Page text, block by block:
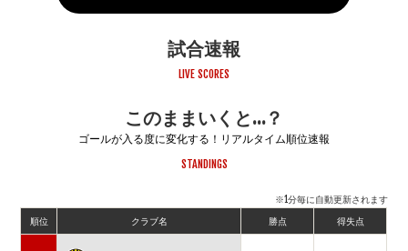
試合速報
LIVE SCORES
このままいくと…？
ゴールが入る度に変化する！リアルタイム順位速報
STANDINGS
※1分毎に自動更新されます
順位
クラブ名 勝点 得失点